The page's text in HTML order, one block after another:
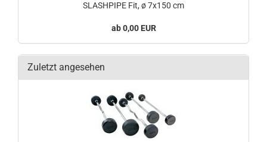
SLASHPIPE Fit, ø 7x150 cm
0,00 EUR
Zuletzt angesehen